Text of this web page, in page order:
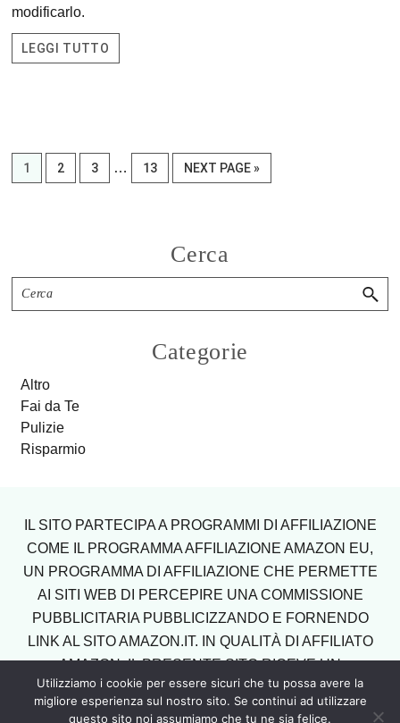
modificarlo.
LEGGI TUTTO
PAGE
1 PAGE
2 PAGE
3
Interim
pages
… PAGE
13
GO
TO
NEXT PAGE »
Sidebar
Cerca
Cerca
Categorie
Altro
Fai da Te
Pulizie
Risparmio
Footer
IL SITO PARTECIPA A PROGRAMMI DI AFFILIAZIONE
COME IL PROGRAMMA AFFILIAZIONE AMAZON EU,
UN PROGRAMMA DI AFFILIAZIONE CHE PERMETTE
AI SITI WEB DI PERCEPIRE UNA COMMISSIONE
PUBBLICITARIA PUBBLICIZZANDO E FORNENDO
LINK AL SITO AMAZON.IT. IN QUALITÀ DI AFFILIATO
AMAZON, IL PRESENTE SITO RICEVE UN
GUADAGNO PER CIASCUN ACQUISTO IDONEO.
Utilizziamo i cookie per essere sicuri che tu possa avere la
migliore esperienza sul nostro sito. Se continui ad utilizzare
questo sito noi assumiamo che tu ne sia felice.